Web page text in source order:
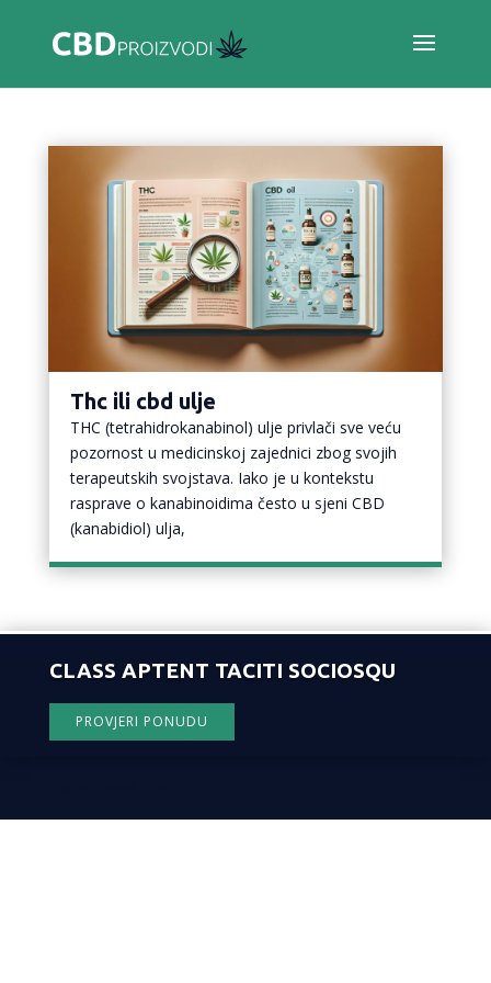
Thc ili cbd ulje
THC (tetrahidrokanabinol) ulje privlači sve veću
pozornost u medicinskoj zajednici zbog svojih
terapeutskih svojstava. Iako je u kontekstu
rasprave o kanabinoidima često u sjeni CBD
(kanabidiol) ulja,
CLASS APTENT TACITI SOCIOSQU
PROVJERI PONUDU